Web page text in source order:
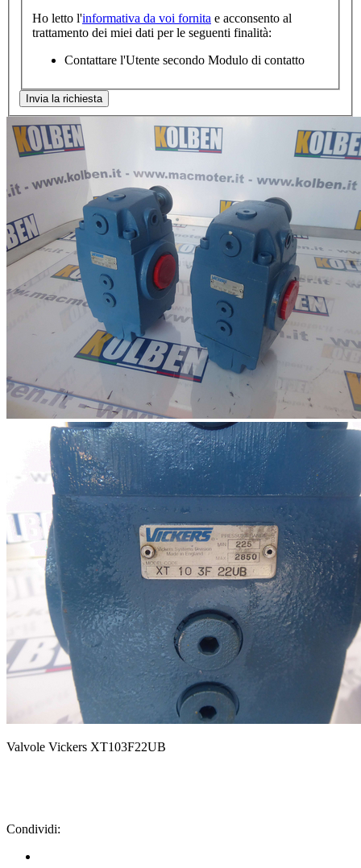
Ho letto l'informativa da voi fornita e acconsento al
trattamento dei miei dati per le seguenti finalità:
Contattare l'Utente secondo Modulo di contatto
Valvole Vickers XT103F22UB
Condividi: